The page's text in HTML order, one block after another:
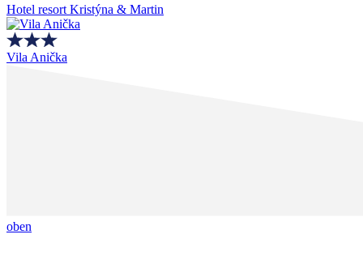
Hotel resort Kristýna & Martin
Vila Anička
oben